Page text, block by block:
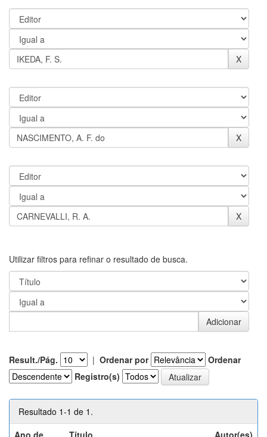
Utilizar filtros para refinar o resultado de busca.
Result./Pág. | Ordenar por
Ordenar
Registro(s)
Resultado 1-1 de 1.
Ano de
Título Autor(es)